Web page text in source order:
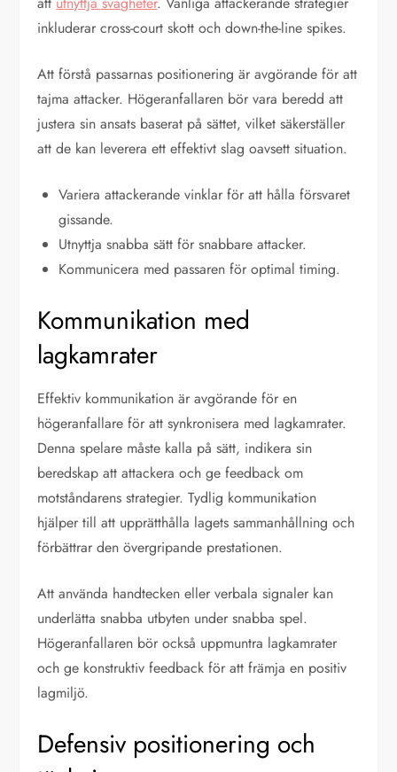
inkluderar cross-court skott och down-the-line spikes.
Att förstå passarnas positionering är avgörande för att
tajma attacker. Högeranfallaren bör vara beredd att
justera sin ansats baserat på sättet, vilket säkerställer
att de kan leverera ett effektivt slag oavsett situation.
Variera attackerande vinklar för att hålla försvaret
gissande.
Utnyttja snabba sätt för snabbare attacker.
Kommunicera med passaren för optimal timing.
Kommunikation med
lagkamrater
Effektiv kommunikation är avgörande för en
högeranfallare för att synkronisera med lagkamrater.
Denna spelare måste kalla på sätt, indikera sin
beredskap att attackera och ge feedback om
motståndarens strategier. Tydlig kommunikation
hjälper till att upprätthålla lagets sammanhållning och
förbättrar den övergripande prestationen.
Att använda handtecken eller verbala signaler kan
underlätta snabba utbyten under snabba spel.
Högeranfallaren bör också uppmuntra lagkamrater
och ge konstruktiv feedback för att främja en positiv
lagmiljö.
Defensiv positionering och